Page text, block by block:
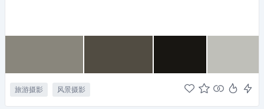
旅游摄影 风景摄影